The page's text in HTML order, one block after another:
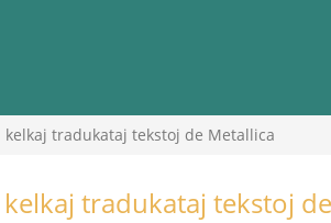
kelkaj tradukataj tekstoj de Metallica
kelkaj tradukataj tekstoj